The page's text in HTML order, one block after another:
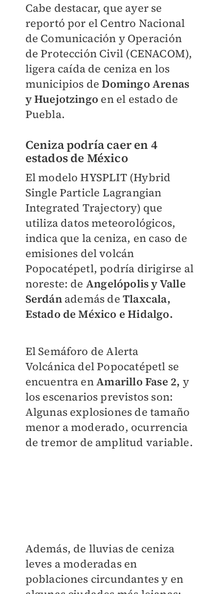
Cabe destacar, que ayer se
reportó por el Centro Nacional
de Comunicación y Operación
de Protección Civil (CENACOM),
ligera caída de ceniza en los
municipios de Domingo Arenas
y Huejotzingo en el estado de
Puebla.
Ceniza podría caer en 4
estados de México
El modelo HYSPLIT (Hybrid
Single Particle Lagrangian
Integrated Trajectory) que
utiliza datos meteorológicos,
indica que la ceniza, en caso de
emisiones del volcán
Popocatépetl, podría dirigirse al
noreste: de Angelópolis y Valle
Serdánademás de Tlaxcala,
Estado de México e Hidalgo.
El Semáforo de Alerta
Volcánica del Popocatépetl se
encuentra enAmarillo Fase 2, y
los escenarios previstos son:
Algunas explosiones de tamaño
menor a moderado, ocurrencia
de tremor de amplitud variable.
Además, de lluvias de ceniza
leves a moderadas en
poblaciones circundantes y en